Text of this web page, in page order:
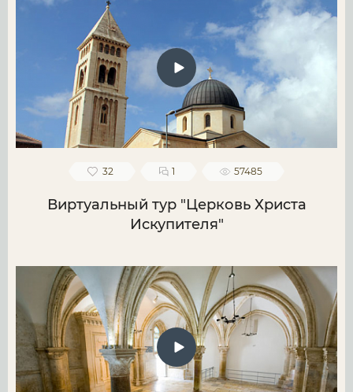
32 1 57485
Виртуальный тур "Церковь Христа
Искупителя"